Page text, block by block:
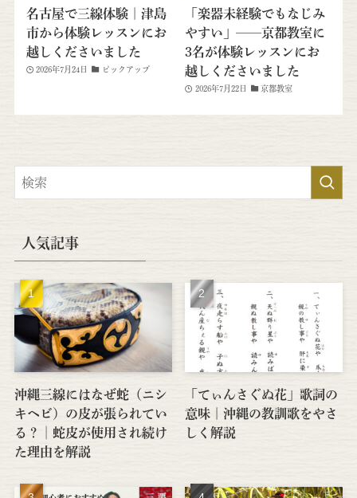
名古屋で三線体験｜津島
市から体験レッスンにお
越しくださいました
2026年7月24日 ピックアップ
「楽器未経験でもなじみ
やすい」──京都教室に
3名が体験レッスンにお
越しくださいました
2026年7月22日 京都教室
人気記事
沖縄三線にはなぜ蛇（ニシ
キヘビ）の皮が張られてい
る？│蛇皮が使用され続け
た理由を解説
「てぃんさぐぬ花」歌詞の
意味｜沖縄の教訓歌をやさ
しく解説